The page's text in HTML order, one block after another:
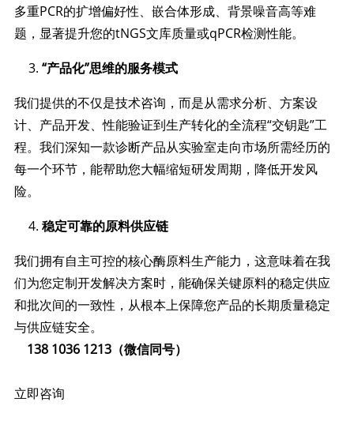
多重PCR的扩增偏好性、嵌合体形成、背景噪音高等难
题，显著提升您的tNGS文库质量或qPCR检测性能。
“产品化”思维的服务模式
我们提供的不仅是技术咨询，而是从需求分析、方案设
计、产品开发、性能验证到生产转化的全流程“交钥匙”工
程。我们深知一款诊断产品从实验室走向市场所需经历的
每一个环节，能帮助您大幅缩短研发周期，降低开发风
险。
稳定可靠的原料供应链
我们拥有自主可控的核心酶原料生产能力，这意味着在我
们为您定制开发解决方案时，能确保关键原料的稳定供应
和批次间的一致性，从根本上保障您产品的长期质量稳定
与供应链安全。
138 1036 1213（微信同号）
立即咨询